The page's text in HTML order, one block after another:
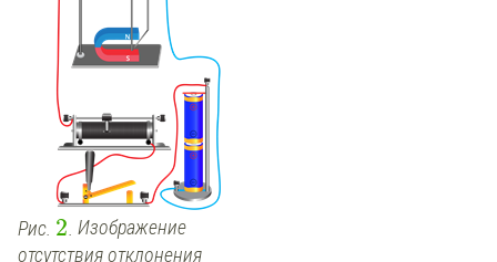
Рис. 2 Изображение
отсутствия отклонения